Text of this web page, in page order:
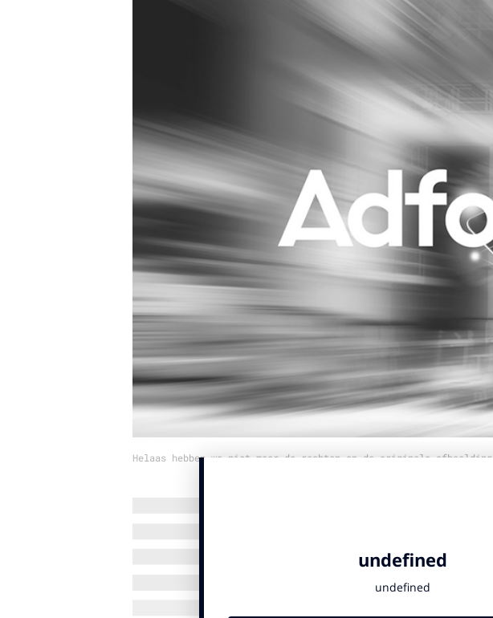
Gedragsverandering
Influencer marketing
Interne communicatie
Helaas hebben we niet meer de rechten op de originele afbeelding